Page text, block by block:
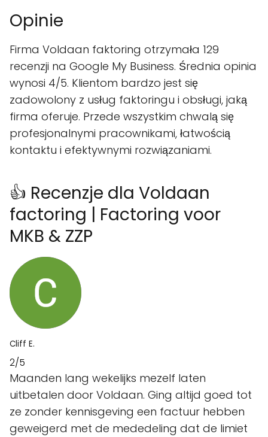
Opinie
Firma Voldaan faktoring otrzymała 129
recenzji na Google My Business. Średnia opinia
wynosi 4/5. Klientom bardzo jest się
zadowolony z usług faktoringu i obsługi, jaką
firma oferuje. Przede wszystkim chwalą się
profesjonalnymi pracownikami, łatwością
kontaktu i efektywnymi rozwiązaniami.
👍 Recenzje dla Voldaan
factoring | Factoring voor
MKB & ZZP
Cliff E.
2/5
Maanden lang wekelijks mezelf laten
uitbetalen door Voldaan. Ging altijd goed tot
ze zonder kennisgeving een factuur hebben
geweigerd met de mededeling dat de limiet